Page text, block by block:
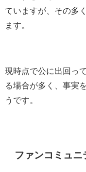
ていますが、その多
ます。
現時点で公に出回っ
る場合が多く、事実
うです。
ファンコミュ